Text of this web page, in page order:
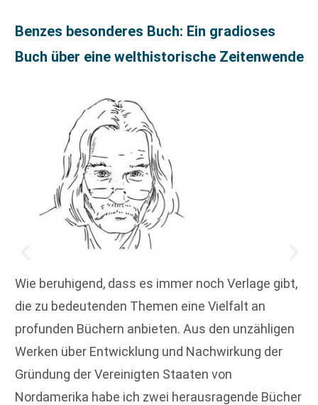
Benzes besonderes Buch: Ein gradioses
Buch über eine welthistorische Zeitenwende
Wie beruhigend, dass es immer noch Verlage gibt,
die zu bedeutenden Themen eine Vielfalt an
profunden Büchern anbieten. Aus den unzähligen
Werken über Entwicklung und Nachwirkung der
Gründung der Vereinigten Staaten von
Nordamerika habe ich zwei herausragende Bücher